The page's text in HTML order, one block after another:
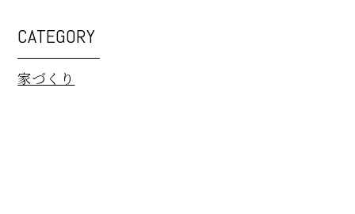
CATEGORY
家づくり